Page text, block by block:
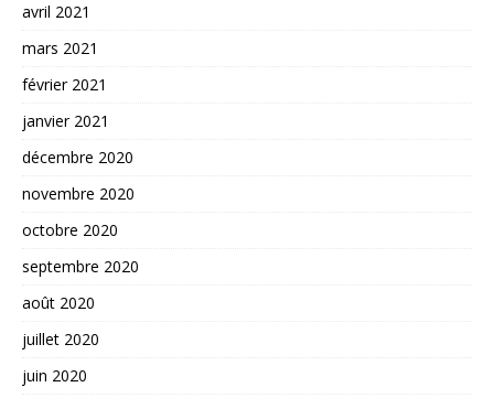
avril 2021
mars 2021
février 2021
janvier 2021
décembre 2020
novembre 2020
octobre 2020
septembre 2020
août 2020
juillet 2020
juin 2020